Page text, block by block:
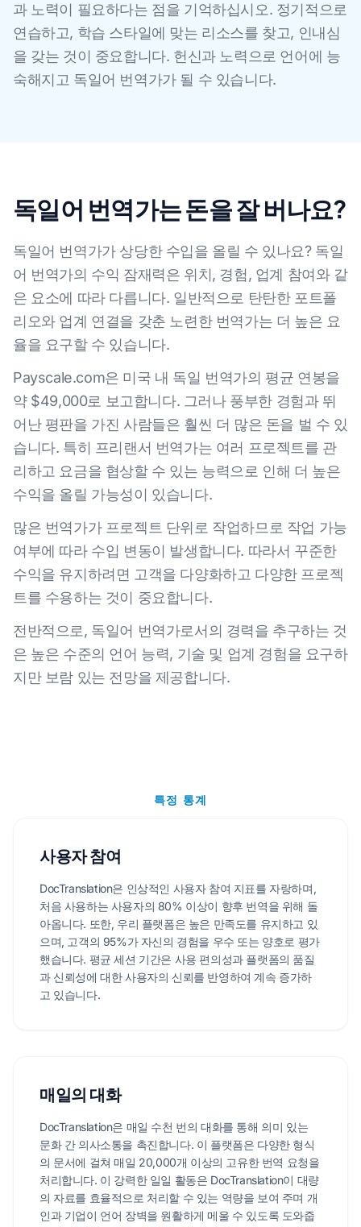
과 노력이 필요하다는 점을 기억하십시오. 정기적으로
연습하고, 학습 스타일에 맞는 리소스를 찾고, 인내심
을 갖는 것이 중요합니다. 헌신과 노력으로 언어에 능
숙해지고 독일어 번역가가 될 수 있습니다.
독일어 번역가는 돈을 잘 버나요?
독일어 번역가가 상당한 수입을 올릴 수 있나요? 독일
어 번역가의 수익 잠재력은 위치, 경험, 업계 참여와 같
은 요소에 따라 다릅니다. 일반적으로 탄탄한 포트폴
리오와 업계 연결을 갖춘 노련한 번역가는 더 높은 요
율을 요구할 수 있습니다.
Payscale.com은 미국 내 독일 번역가의 평균 연봉을
약 $49,000로 보고합니다. 그러나 풍부한 경험과 뛰
어난 평판을 가진 사람들은 훨씬 더 많은 돈을 벌 수 있
습니다. 특히 프리랜서 번역가는 여러 프로젝트를 관
리하고 요금을 협상할 수 있는 능력으로 인해 더 높은
수익을 올릴 가능성이 있습니다.
많은 번역가가 프로젝트 단위로 작업하므로 작업 가능
여부에 따라 수입 변동이 발생합니다. 따라서 꾸준한
수익을 유지하려면 고객을 다양화하고 다양한 프로젝
트를 수용하는 것이 중요합니다.
전반적으로, 독일어 번역가로서의 경력을 추구하는 것
은 높은 수준의 언어 능력, 기술 및 업계 경험을 요구하
지만 보람 있는 전망을 제공합니다.
특정 통계
사용자 참여
DocTranslation은 인상적인 사용자 참여 지표를 자랑하며,
처음 사용하는 사용자의 80% 이상이 향후 번역을 위해 돌
아옵니다. 또한, 우리 플랫폼은 높은 만족도를 유지하고 있
으며, 고객의 95%가 자신의 경험을 우수 또는 양호로 평가
했습니다. 평균 세션 기간은 사용 편의성과 플랫폼의 품질
과 신뢰성에 대한 사용자의 신뢰를 반영하여 계속 증가하
고 있습니다.
매일의 대화
DocTranslation은 매일 수천 번의 대화를 통해 의미 있는
문화 간 의사소통을 촉진합니다. 이 플랫폼은 다양한 형식
의 문서에 걸쳐 매일 20,000개 이상의 고유한 번역 요청을
처리합니다. 이 강력한 일일 활동은 DocTranslation이 대량
의 자료를 효율적으로 처리할 수 있는 역량을 보여 주며 개
인과 기업이 언어 장벽을 원활하게 메울 수 있도록 도와줍